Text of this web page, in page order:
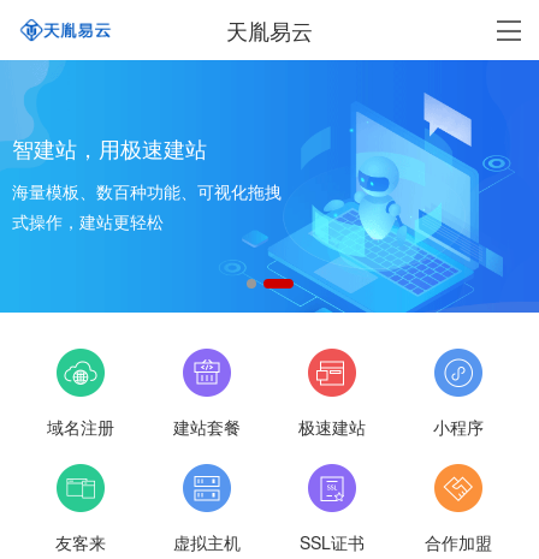
天胤易云
智建站，用极速建站
海量模板、数百种功能、可视化拖拽
式操作，建站更轻松
域名注册 建站套餐 极速建站 小程序
友客来 虚拟主机 SSL证书 合作加盟